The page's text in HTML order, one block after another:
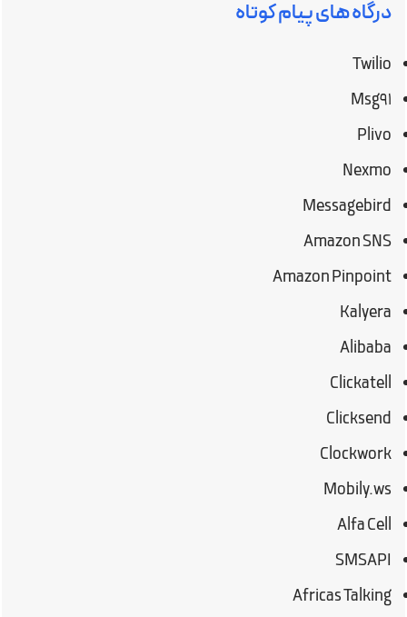
درگاه های پیام کوتاه
Twilio
Msg91
Plivo
Nexmo
Messagebird
Amazon SNS
Amazon Pinpoint
Kalyera
Alibaba
Clickatell
Clicksend
Clockwork
Mobily.ws
Alfa Cell
SMSAPI
Africas Talking